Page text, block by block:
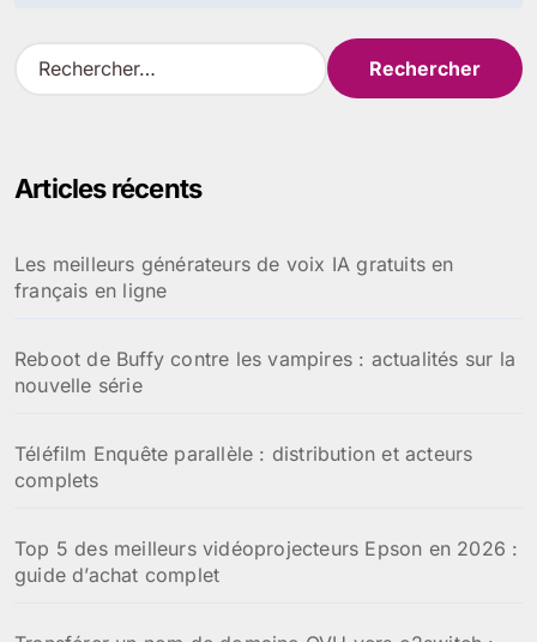
R
e
r
e
r
Articles récents
Les meilleurs générateurs de voix IA gratuits en
français en ligne
Reboot de Buffy contre les vampires : actualités sur la
nouvelle série
Téléfilm Enquête parallèle : distribution et acteurs
complets
Top 5 des meilleurs vidéoprojecteurs Epson en 2026 :
guide d’achat complet